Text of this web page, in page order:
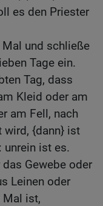
es den Priester
Mal und schließe
Tage ein.
Tag, dass
Kleid oder am
am Fell, nach
wird, {dann} ist
unrein ist es.
Gewebe oder
Leinen oder
Mal ist,